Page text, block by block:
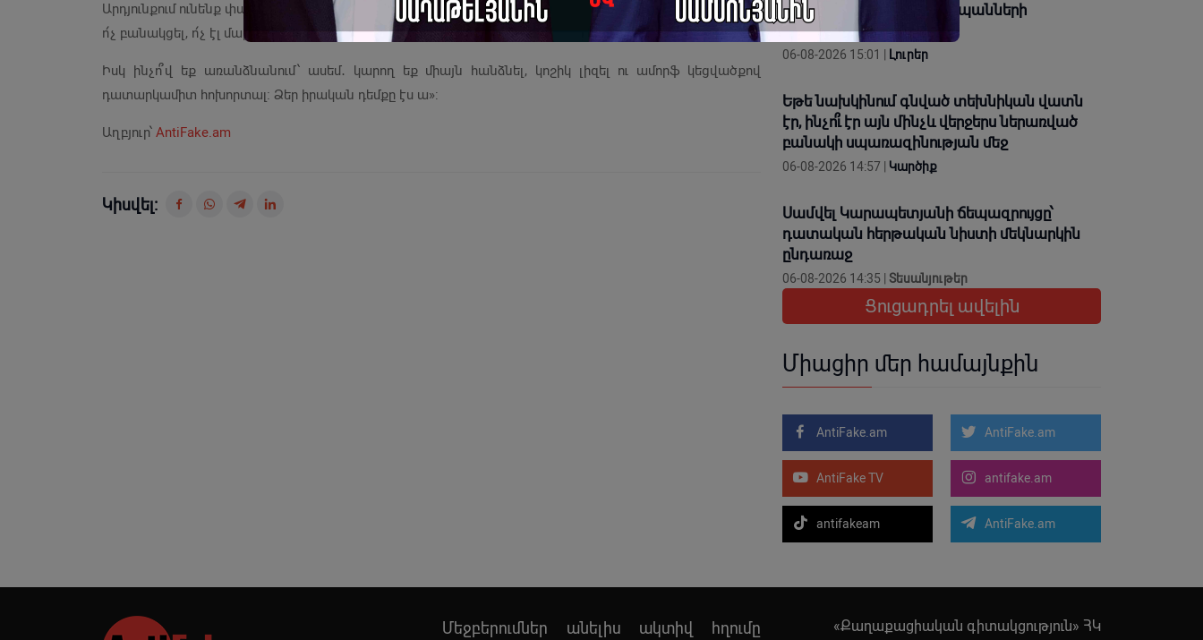
Արդյունքում ունենք փաստ․ դուք չեք կարողանում ո՛չ երկիր կառավարել, ո՛չ բանակ, ո՛չ պատերազմ վարել,
ո՛չ բանակցել, ո՛չ էլ մարդկանց համար նվազագույն կենսական պայմաններ ապահովել։
Իսկ ինչո՞վ եք առանձնանում՝ ասեմ․ կարող եք միայն հանձնել, կոշիկ լիզել ու ամորֆ կեցվածքով
դատարկամիտ հոխորտալ։ Ձեր իրական դեմքը էս ա»:
Աղբյուր՝ AntiFake.am
Կիսվել:
դեմ․ Հինգ իրավապաշտպանների
նախաձեռնություն
06-08-2026 15:01 | Լուրեր
Եթե նախկինում գնված տեխնիկան վատն
էր, ինչո՞ւ էր այն մինչև վերջերս ներառված
բանակի սպառազինության մեջ
06-08-2026 14:57 | Կարծիք
Սամվել Կարապետյանի ճեպազրույցը՝
դատական հերթական նիստի մեկնարկին
ընդառաջ
06-08-2026 14:35 | Տեսանյութեր
Ցուցադրել ավելին
Միացիր մեր համայնքին
AntiFake.am AntiFake.am
AntiFake TV antifake.am
antifakeam AntiFake.am
Մեջբերումներ անելիս ակտիվ հղումը «Քաղաքացիական գիտակցություն» ՀԿ